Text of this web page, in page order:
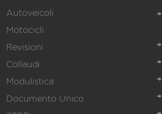
Autoveicoli
Motocicli
Revisioni
Collaudi
Modulistica
Documento Unico